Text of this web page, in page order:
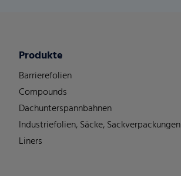
Produkte
Barrierefolien
Compounds
Dachunterspannbahnen
Industriefolien, Säcke, Sackverpackungen
Liners